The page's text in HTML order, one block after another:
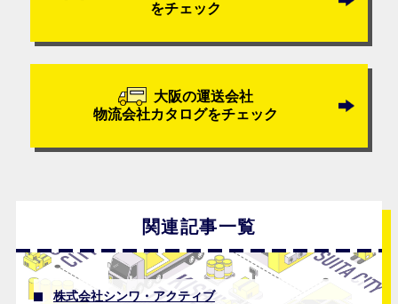
をチェック
大阪の運送会社
物流会社カタログをチェック
関連記事一覧
株式会社シンワ・アクティブ